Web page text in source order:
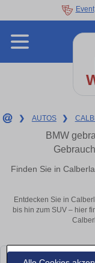
Event
❯ AUTOS ❯
BMW
Finden Sie in
Entdecken Sie in
bis hin zum SUV – hier